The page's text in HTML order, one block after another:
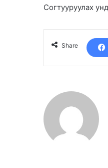
Согтууруулах
Share